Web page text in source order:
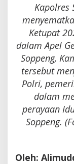
Kapolres
Ketupat
dalam Apel
Soppeng,
tersebut
Polri,
dalam
perayaan
Soppeng.
Oleh: